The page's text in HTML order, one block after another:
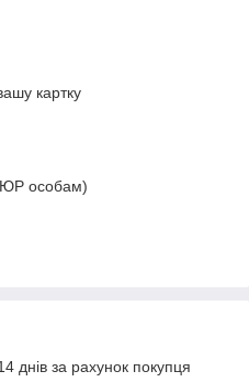
картку
(ЮР особам)
днів за рахунок покупця